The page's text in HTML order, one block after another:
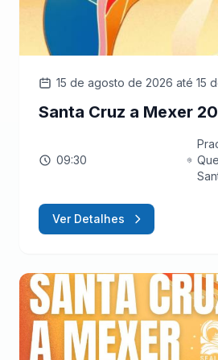
15 de agosto de 2026 até 15
Santa Cruz a Mexer
09:30
Ver Detalhes